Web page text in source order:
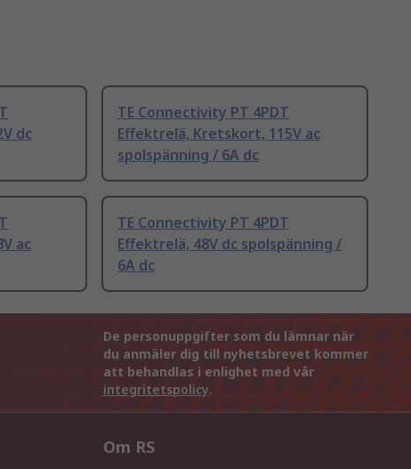
dc
TE Connectivity PT 4PDT
Effektrelä, Kretskort, 115V ac
spolspänning / 6A dc
ac
TE Connectivity PT 4PDT
Effektrelä, 48V dc spolspänning /
6A dc
De personuppgifter som du lämnar när
du anmäler dig till nyhetsbrevet kommer
att behandlas i enlighet med vår
integritetspolicy.
Om RS